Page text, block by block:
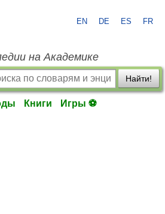
EN DE ES FR
на Академике
Найти!
Книги Игры ⚽